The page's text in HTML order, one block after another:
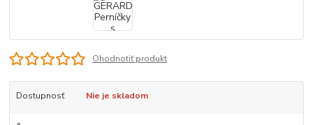
Ohodnotiť produkt
Dostupnosť Nie je skladom